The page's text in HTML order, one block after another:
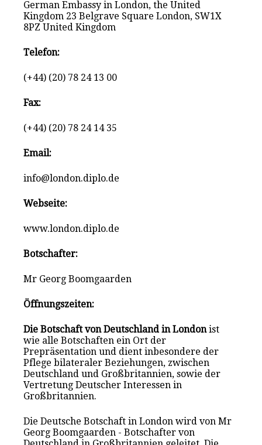
German Embassy in London, the United
Kingdom 23 Belgrave Square London, SW1X
8PZ United Kingdom
Telefon:
(+44) (20) 78 24 13 00
Fax:
(+44) (20) 78 24 14 35
Email:
info@london.diplo.de
Webseite:
www.london.diplo.de
Botschafter:
Mr Georg Boomgaarden
Öffnungszeiten:
Die Botschaft von Deutschland in Londonist
wie alle Botschaften ein Ort der
Prepräsentation und dient inbesondere der
Pflege bilateraler Beziehungen, zwischen
Deutschland und Großbritannien, sowie der
Vertretung Deutscher Interessen in
Großbritannien.
Die Deutsche Botschaft in London wird von Mr
Georg Boomgaarden - Botschafter von